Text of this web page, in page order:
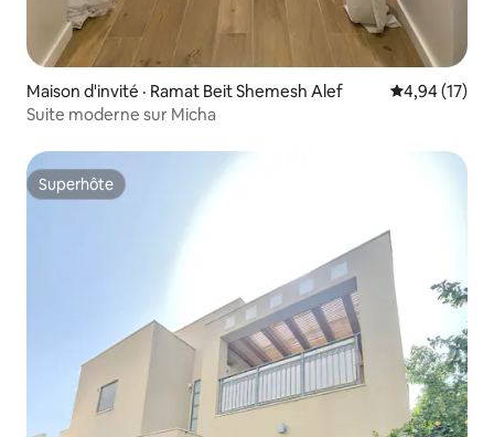
Maison d'invité · Ramat Beit Shemesh Alef Note
4,94 (17)
Suite moderne sur Micha
Superhôte
Superhôte